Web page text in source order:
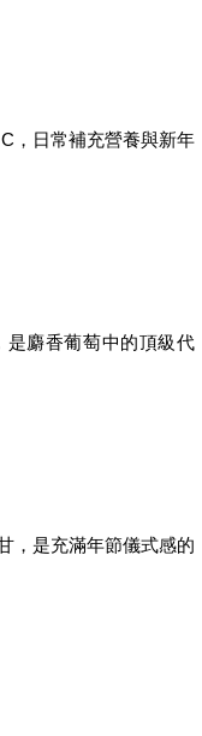
，日常補充營養與新年
麝香葡萄中的頂級代
，是充滿年節儀式感的